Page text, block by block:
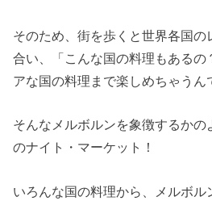
そのため、街を歩くと世界各国の
合い、「こんな国の料理もあるの
アな国の料理まで楽しめちゃうん
そんなメルボルンを象徴するかの
のナイト・マーケット！
いろんな国の料理から、メルボル